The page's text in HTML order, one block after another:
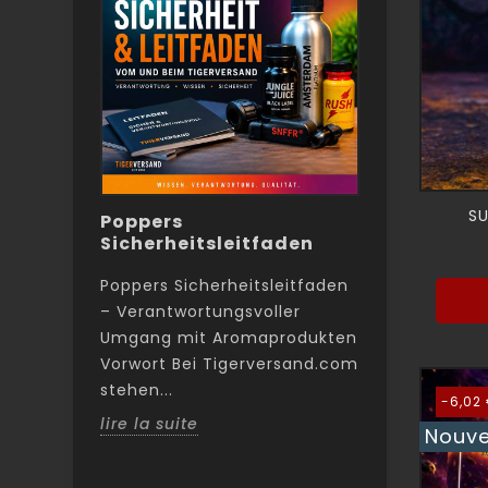
Poppers
Sicherheitsleitfaden
Poppers Sicherheitsleitfaden
– Verantwortungsvoller
Umgang mit Aromaprodukten
Vorwort Bei Tigerversand.com
stehen...
lire la suite
rendre
Poppers
plus
réduisent
lire la
-6,02